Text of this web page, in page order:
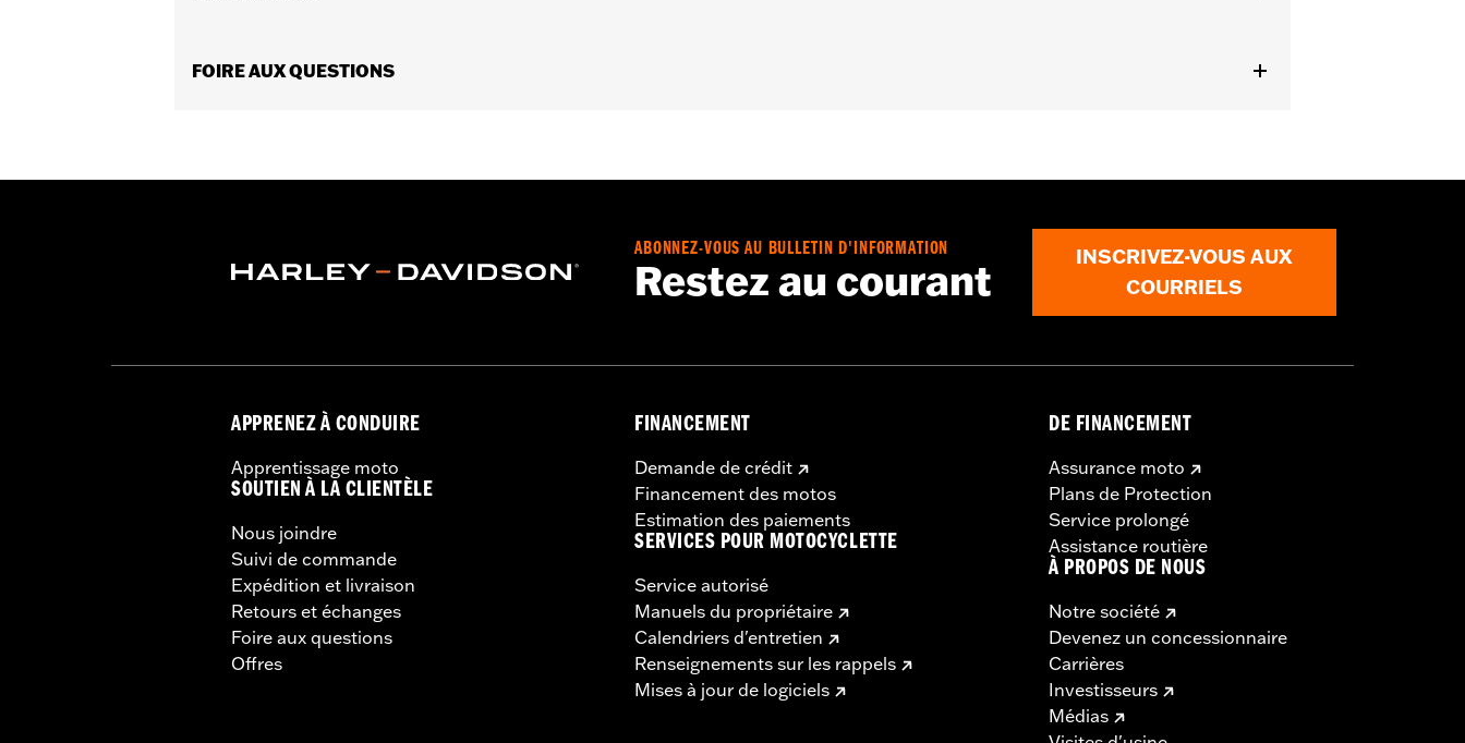
GARANTIE:Garantie limitée de 1 an – Accédez à
FOIRE AUX QUESTIONS
ABONNEZ-VOUS AU BULLETIN D'INFORMATION
Restez au courant
INSCRIVEZ-VOUS AUX
COURRIELS
APPRENEZ À CONDUIRE
Apprentissage moto
SOUTIEN À LA CLIENTÈLE
Nous joindre
Suivi de commande
Expédition et livraison
Retours et échanges
Foire aux questions
Offres
FINANCEMENT
Demande de crédit
Financement des motos
Estimation des paiements
SERVICES POUR MOTOCYCLETTE
Service autorisé
Manuels du propriétaire
Calendriers d'entretien
Renseignements sur les rappels
Mises à jour de logiciels
DE FINANCEMENT
Assurance moto
Plans de Protection
Service prolongé
Assistance routière
À PROPOS DE NOUS
Notre société
Devenez un concessionnaire
Carrières
Investisseurs
Médias